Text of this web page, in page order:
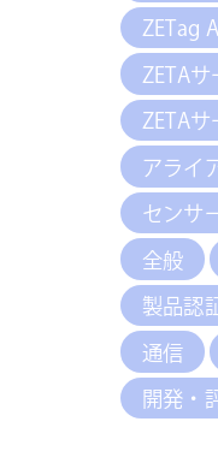
ZETag
ZETA
ZETA
アライ
センサ
全般
製品認
通信
開発・